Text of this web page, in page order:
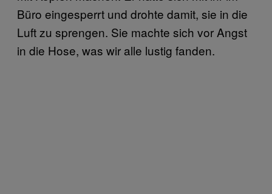
Büro eingesperrt und drohte damit, sie in die
Luft zu sprengen. Sie machte sich vor Angst
in die Hose, was wir alle lustig fanden.